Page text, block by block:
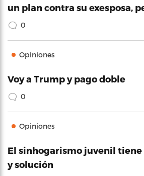
un plan contra su exesposa,
0
Opiniones
Voy a Trump y pago doble
0
Opiniones
El sinhogarismo juvenil
y solución